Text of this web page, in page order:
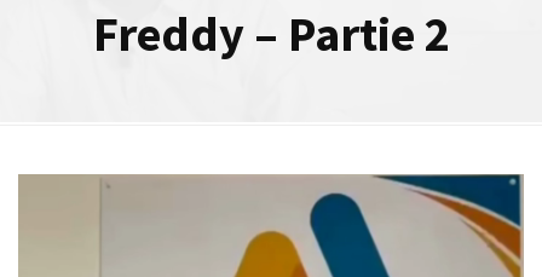
Freddy – Partie 2